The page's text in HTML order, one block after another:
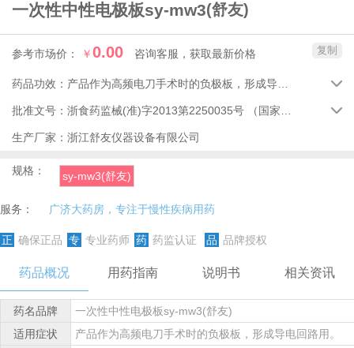
一次性中性电极板sy-mw3(舒友)
参考市场价： ￥0.00 咨询客服，获取最新价格 复制
药品功效： 
批准文号： 浙食药监械(准)字2013第2250035号 （国家药品监督管理局） 
生产厂家： 浙江舒友仪器设备有限公司
规格： sy-mw3(舒友)
服务： 广济大药房，专注于慢性疾病用药
正 确保正品 专 专业药师 药 药监认证 品 品牌授权
药品概况 用药指南 说明书 相关资讯
药名品牌
一次性中性电极板sy-mw3(舒友)
适用症状
产品作为高频电刀手术时的负极板，形成导电回路用。